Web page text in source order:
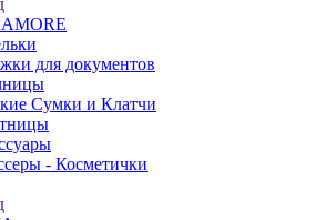
для документов
Сумки и Клатчи
- Косметички